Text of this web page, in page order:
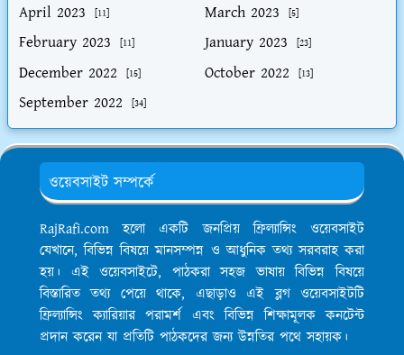
April 2023 [11] March 2023 [5]
February 2023 [11] January 2023 [23]
December 2022 [15] October 2022 [13]
September 2022 [34]
ওয়েবসাইট সম্পর্কে
RajRafi.com হলো একটি জনপ্রিয় ফ্রিল্যান্সিং ওয়েবসাইট
যেখানে, বিভিন্ন বিষয়ে মানসম্পন্ন ও আধুনিক তথ্য সরবরাহ করা
হয়। এই ওয়েবসাইটে, পাঠকরা সহজ ভাষায় বিভিন্ন বিষয়ে
বিস্তারিত তথ্য পেয়ে থাকে, এছাড়াও এই ব্লগ ওয়েবসাইটটি
ফ্রিল্যান্সিং ক্যারিয়ার পরামর্শ এবং বিভিন্ন শিক্ষামূলক কনটেন্ট
প্রদান করেন যা প্রতিটি পাঠকদের জন্য উন্নতির পথে সহায়ক।